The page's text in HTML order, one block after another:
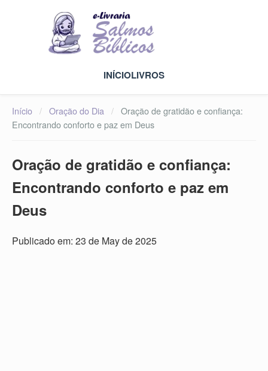
INÍCIOLIVROS
Início / Oração do Dia / Oração de gratidão e confiança:
Encontrando conforto e paz em Deus
Oração de gratidão e confiança:
Encontrando conforto e paz em
Deus
Publicado em: 23 de May de 2025